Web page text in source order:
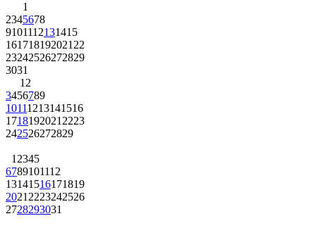
1
2345678
9101112131415
161718192021 22
23242526272829
3031
1 2
3456789
10111213141516
1718192021 2223
242526272829
1 2345
6789101112
13141516171819
2021 2223242526
2728293031